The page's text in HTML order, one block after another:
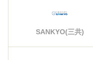
SANKYO(三共)